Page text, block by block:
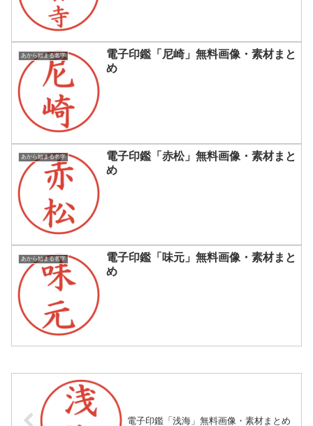
あから始まる名字
電子印鑑「尼崎」無料画像・素材まと
め
あから始まる名字
電子印鑑「赤松」無料画像・素材まと
め
あから始まる名字
電子印鑑「味元」無料画像・素材まと
め
電子印鑑「浅海」無料画像・素材まとめ